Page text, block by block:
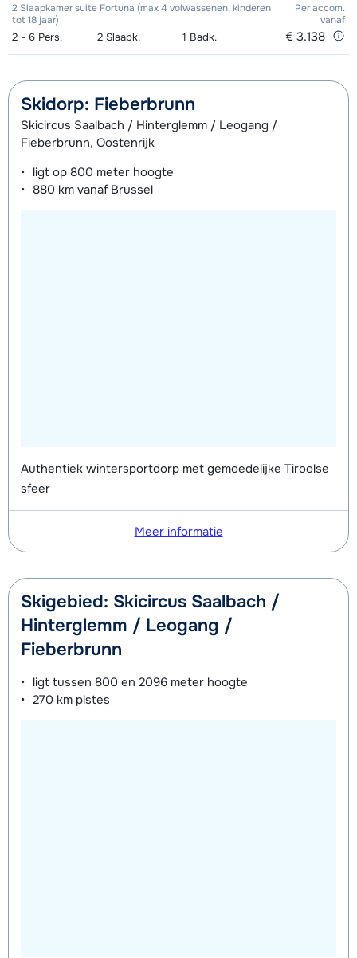
(8 dagen)
Zilver Ski's + Stokken (8 dagen) € 158,00
Zilver Schoenen (8 dagen) € 74,00
Bronze Ski's + Schoenen + Stokken
(8 dagen)
Bronze Ski's + Stokken (8 dagen)
Zilver Boots (8 dagen) € 74,00
2 Slaapkamer suite Fortuna (max 4 volwassenen, kinderen
tot 18 jaar)
Per accom.
vanaf
2 - 6 Pers. 2 Slaapk. 1 Badk. € 3.138
Skidorp: Fieberbrunn
Skicircus Saalbach / Hinterglemm / Leogang /
Fieberbrunn, Oostenrijk
ligt op 800 meter hoogte
880 km vanaf Brussel
Authentiek wintersportdorp met gemoedelijke Tiroolse
sfeer
Meer informatie
Skigebied: Skicircus Saalbach /
Hinterglemm / Leogang /
Fieberbrunn
ligt tussen 800 en 2096 meter hoogte
270 km pistes